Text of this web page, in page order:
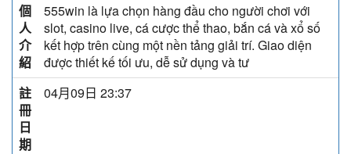
個
人
介
紹
555win là lựa chọn hàng đầu cho người chơi với
slot, casino live, cá cược thể thao, bắn cá và xổ số
kết hợp trên cùng một nền tảng giải trí. Giao diện
được thiết kế tối ưu, dễ sử dụng và tư
註
冊
日
期
04月09日 23:37